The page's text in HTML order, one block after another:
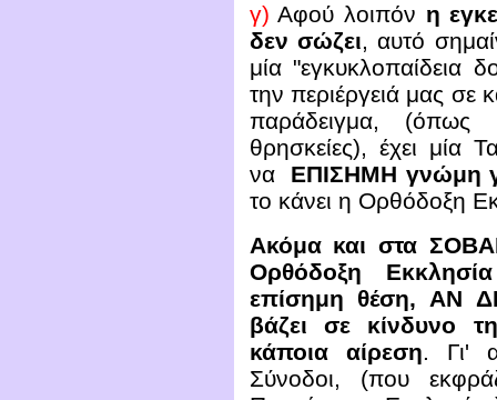
γ)Αφού λοιπόν η
δεν σώζει, αυτό
μία "εγκυκλοπαίδεια
την περιέργειά μας σε
παράδειγμα, (όπως
θρησκείες), έχει μία
να ΕΠΙΣΗΜΗ γνώμη
το κάνει η Ορθόδοξη
Ακόμα και στα
Ορθόδοξη
επίσημη θέση, ΑΝ
βάζει σε κίνδυνο
κάποια αίρεση. Γι'
Σύνοδοι, (που